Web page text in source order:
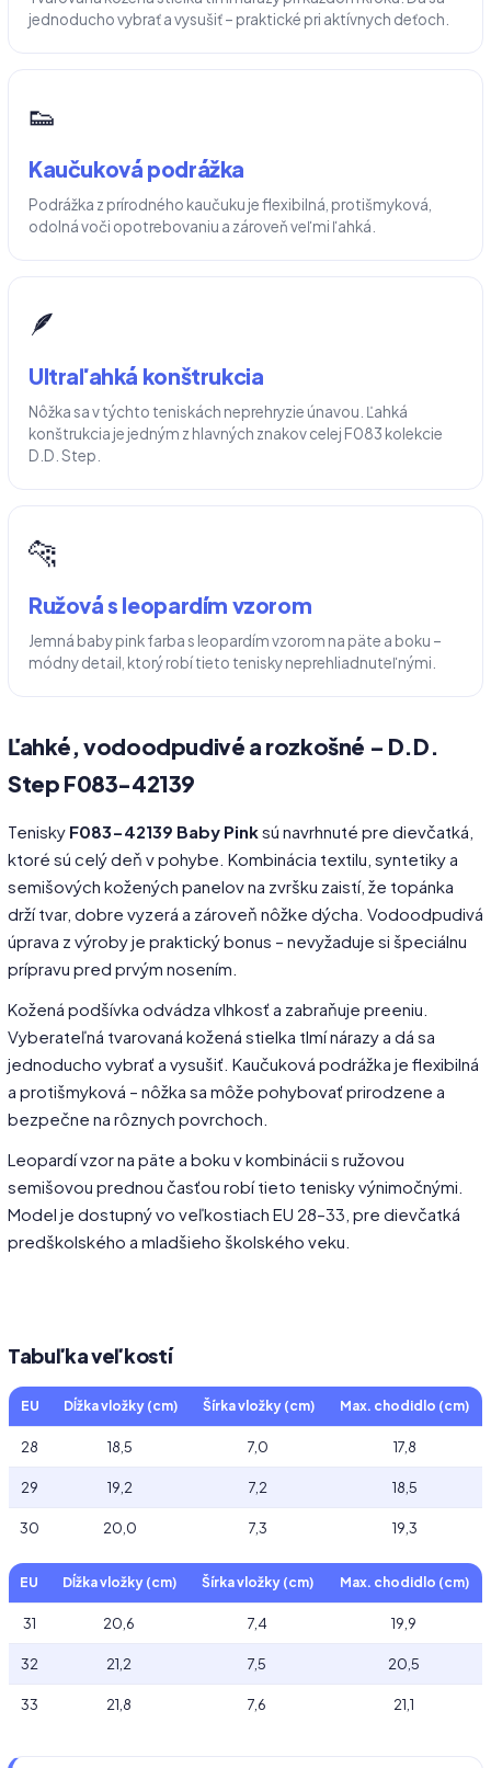
jednoducho vybrať a vysušiť – praktické pri aktívnych deťoch.
👟
Kaučuková podrážka
Podrážka z prírodného kaučuku je flexibilná, protišmyková,
odolná voči opotrebovaniu a zároveň veľmi ľahká.
🪶
Ultraľahká konštrukcia
Nôžka sa v týchto teniskách neprehryzie únavou. Ľahká
konštrukcia je jedným z hlavných znakov celej F083 kolekcie
D.D. Step.
🐆
Ružová s leopardím vzorom
Jemná baby pink farba s leopardím vzorom na päte a boku –
módny detail, ktorý robí tieto tenisky neprehliadnuteľnými.
Ľahké, vodoodpudivé a rozkošné – D.D.
Step F083-42139
Tenisky F083-42139 Baby Pinksú navrhnuté pre dievčatká,
ktoré sú celý deň v pohybe. Kombinácia textilu, syntetiky a
semišových kožených panelov na zvršku zaistí, že topánka
drží tvar, dobre vyzerá a zároveň nôžke dýcha. Vodoodpudivá
úprava z výroby je praktický bonus – nevyžaduje si špeciálnu
prípravu pred prvým nosením.
Kožená podšívka odvádza vlhkosť a zabraňuje preeniu.
Vyberateľná tvarovaná kožená stielka tlmí nárazy a dá sa
jednoducho vybrať a vysušiť. Kaučuková podrážka je flexibilná
a protišmyková – nôžka sa môže pohybovať prirodzene a
bezpečne na rôznych povrchoch.
Leopardí vzor na päte a boku v kombinácii s ružovou
semišovou prednou časťou robí tieto tenisky výnimočnými.
Model je dostupný vo veľkostiach EU 28–33, pre dievčatká
predškolského a mladšieho školského veku.
Tabuľka veľkostí
EU Dĺžka vložky (cm) Šírka vložky (cm) Max. chodidlo (cm)
28 18,5 7,0 17,8
29 19,2 7,2 18,5
30 20,0 7,3 19,3
EU Dĺžka vložky (cm) Šírka vložky (cm) Max. chodidlo (cm)
31 20,6 7,4 19,9
32 21,2 7,5 20,5
33 21,8 7,6 21,1